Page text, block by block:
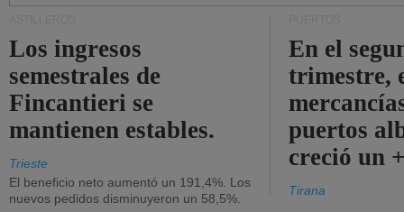
Los ingresos
semestrales de
Fincantieri se
mantienen estables.
Trieste
El beneficio neto aumentó un 191,4%. Los
nuevos pedidos disminuyeron un 58,5%.
En el
trimestre,
puertos
creció un
Tirana